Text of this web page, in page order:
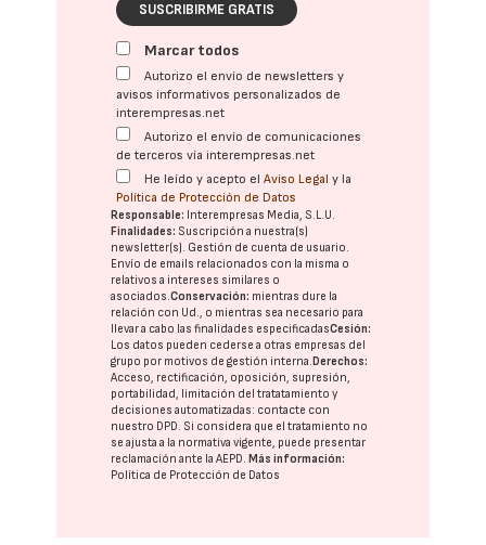
SUSCRIBIRME GRATIS
Marcar todos
Autorizo el envío de newsletters y
avisos informativos personalizados de
interempresas.net
Autorizo el envío de comunicaciones
de terceros vía interempresas.net
He leído y acepto elAviso Legal y la
Política de Protección de Datos
Responsable: Interempresas Media, S.L.U.
Finalidades: Suscripción a nuestra(s)
newsletter(s). Gestión de cuenta de usuario.
Envío de emails relacionados con la misma o
relativos a intereses similares o
asociados.Conservación: mientras dure la
relación con Ud., o mientras sea necesario para
llevar a cabo las finalidades especificadasCesión:
Los datos pueden cederse a otras empresas del
grupo por motivos de gestión interna.Derechos:
Acceso, rectificación, oposición, supresión,
portabilidad, limitación del tratatamiento y
decisiones automatizadas: contacte con
nuestro DPD. Si considera que el tratamiento no
se ajusta a la normativa vigente, puede presentar
reclamación ante laAEPD.Más información:
Política de Protección de Datos